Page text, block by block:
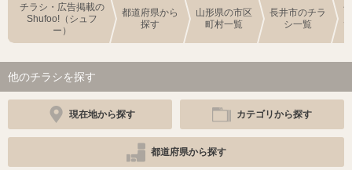
チラシ・広告掲載の
Shufoo!（シュフ
ー）
都道府県から
探す
山形県の市区
町村一覧
長井市のチラ
シ一覧
他のチラシを探す
現在地から探す カテゴリから探す
都道府県から探す